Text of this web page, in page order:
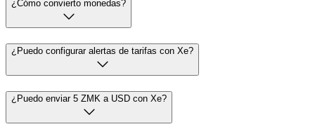
¿Cómo convierto monedas?
¿Puedo configurar alertas de tarifas con Xe?
¿Puedo enviar 5 ZMK a USD con Xe?